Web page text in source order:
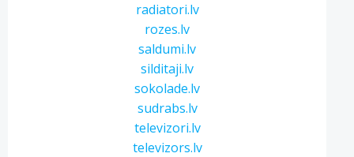
radiatori.lv
rozes.lv
saldumi.lv
silditaji.lv
sokolade.lv
sudrabs.lv
televizori.lv
televizors.lv